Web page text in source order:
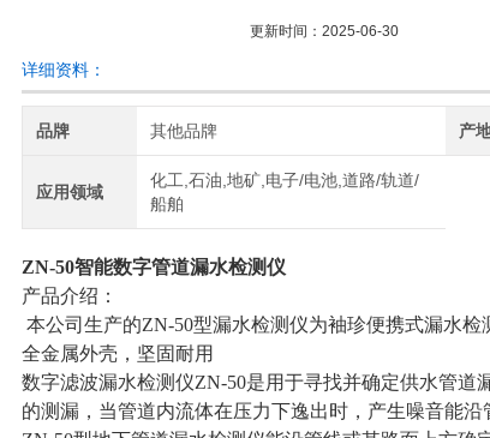
更新时间：2025-06-30
详细资料：
品牌 其他品牌 产
应用领域
化工,石油,地矿,电子/电池,道路/轨道/
船舶
ZN-50智能数字管道漏水检测仪
产品介绍：
本公司生产的ZN-50型漏水检测仪为袖珍便携式漏水
全金属外壳，坚固耐用
数字滤波漏水检测仪ZN-50是用于寻找并确定供水管
的测漏，当管道内流体在压力下逸出时，产生噪音能沿